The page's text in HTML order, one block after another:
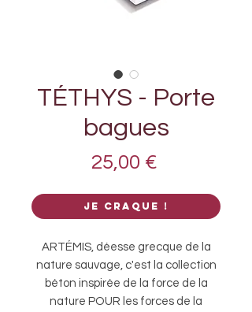
TÉTHYS - Porte
bagues
25,00 €Prix
Je craque !
ARTÉMIS, déesse grecque de la
nature sauvage, c'est la collection
béton inspirée de la force de la
nature POUR les forces de la